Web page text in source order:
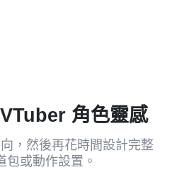
角色靈感
，然後再花時間設計完整
包或動作設置。